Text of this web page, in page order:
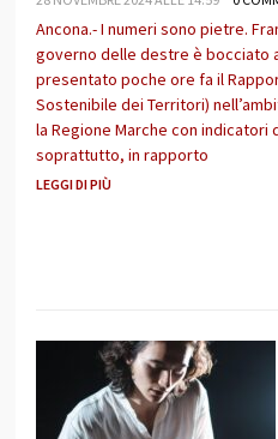
Ancona.- I numeri sono pietre.
governo delle destre è bocciato
presentato poche ore fa il
Sostenibile dei Territori)
la Regione Marche con indicatori
soprattutto, in rapporto
LEGGI DI PIÙ